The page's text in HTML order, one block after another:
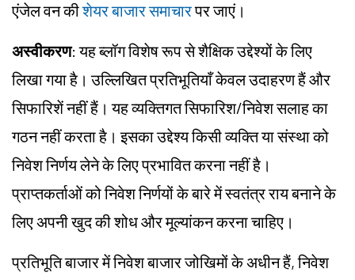
एंजेल वन कीशेयर बाजार समाचारपर जाएं।
अस्वीकरण: यह ब्लॉग विशेष रूप से शैक्षिक उद्देश्यों के लिए
लिखा गया है। उल्लिखित प्रतिभूतियाँ केवल उदाहरण हैं और
सिफारिशें नहीं हैं। यह व्यक्तिगत सिफारिश/निवेशसलाह का
गठन नहीं करता है। इसका उद्देश्य किसी व्यक्ति या संस्था को
निवेश निर्णय लेने के लिए प्रभावित करना नहीं है।
प्राप्तकर्ताओं को निवेश निर्णयों के बारे में स्वतंत्र राय बनाने के
लिए अपनी खुद की शोध और मूल्यांकन करना चाहिए।
प्रतिभूति बाजार में निवेश बाजारजोखिमोंके अधीन हैं, निवेश